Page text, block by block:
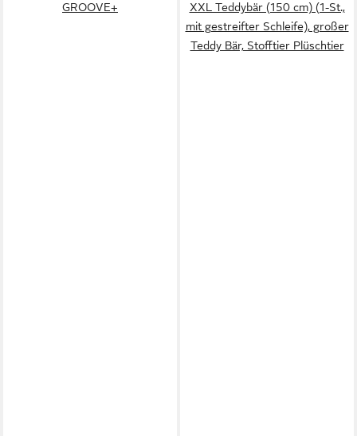
GROOVE+
XXL Teddybär (150 cm) (1-St.,
mit gestreifter Schleife), großer
Teddy Bär, Stofftier Plüschtier